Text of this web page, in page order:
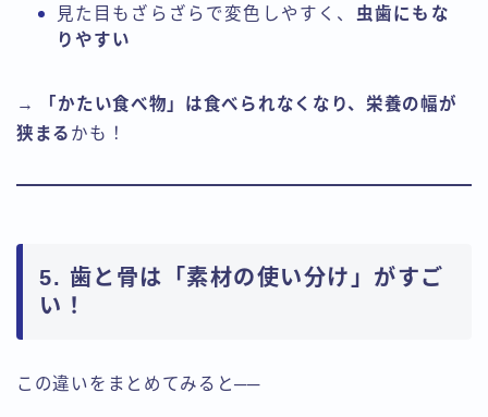
見た目もざらざらで変色しやすく、 虫歯にもな
りやすい
→
「かたい食べ物」は食べられなくなり、栄養の幅が
狭まる かも！
5. 歯と骨は「素材の使い分け」がすご
い！
この違いをまとめてみると──